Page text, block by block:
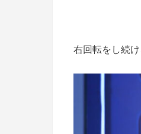
右回転をし続け